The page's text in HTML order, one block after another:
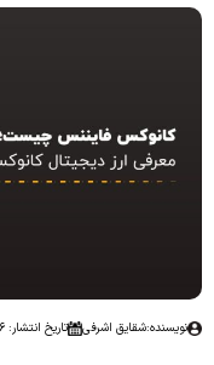
نویسنده:شقایق اشرفی تاریخ انتشار: 1402/10/16